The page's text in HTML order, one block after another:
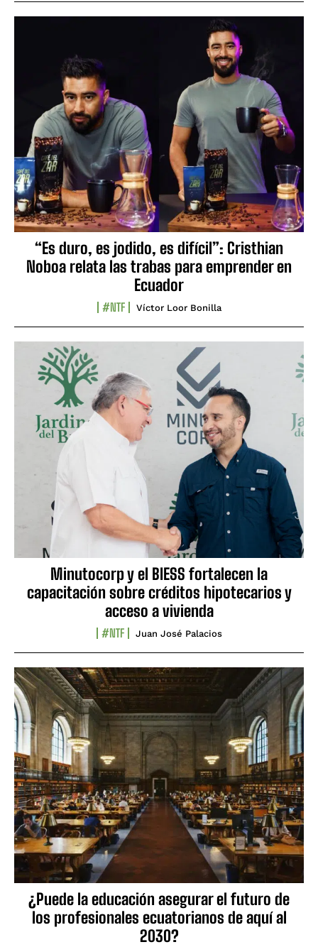
“Es duro, es jodido, es difícil”: Cristhian
Noboa relata las trabas para emprender en
Ecuador
#NTF Víctor Loor Bonilla
Minutocorp y el BIESS fortalecen la
capacitación sobre créditos hipotecarios y
acceso a vivienda
#NTF Juan José Palacios
¿Puede la educación asegurar el futuro de
los profesionales ecuatorianos de aquí al
2030?